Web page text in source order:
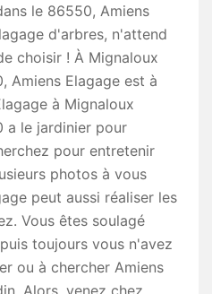
le 86550, Amiens
d'arbres, n'attend
choisir ! À Mignaloux
Amiens Elagage est à
à Mignaloux
a le jardinier pour
pour entretenir
photos à vous
peut aussi réaliser les
Vous êtes soulagé
toujours vous n'avez
ou à chercher Amiens
Alors, venez chez